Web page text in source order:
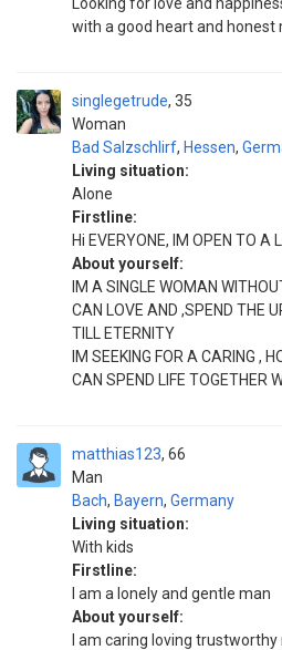
with a good heart and honest
singlegetrude
Woman
35
Bad Salzschlirf, Hessen,
Living situation:
Alone
Firstline:
Hi EVERYONE, IM OPEN TO A
About yourself:
IM A SINGLE WOMAN
CAN LOVE AND ,SPEND THE
TILL ETERNITY
IM SEEKING FOR A CARING ,
CAN SPEND LIFE TOGETHER
matthias123
Man
66
Bach, Bayern, Germany
Living situation:
With kids
Firstline:
I am a lonely and gentle man
About yourself:
I am caring loving trustworthy